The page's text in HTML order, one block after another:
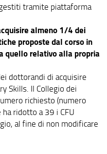
tramite piattaforma
almeno 1/4 dei
proposte dal corso in
quello relativo alla propria
dottorandi di acquisire
Skills. Il Collegio dei
richiesto (numero
ridotto a 39 i CFU
al fine di non modificare